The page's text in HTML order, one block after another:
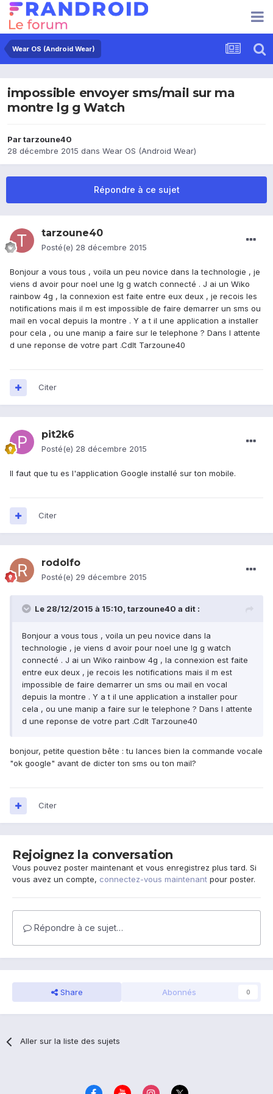
Wear OS (Android Wear)
impossible envoyer sms/mail sur ma
montre lg g Watch
Partarzoune40
28 décembre 2015 dans Wear OS (Android Wear)
Répondre à ce sujet
tarzoune40
Posté(e) 28 décembre 2015
Bonjour a vous tous , voila un peu novice dans la technologie , je
viens d avoir pour noel une lg g watch connecté . J ai un Wiko
rainbow 4g , la connexion est faite entre eux deux , je recois les
notifications mais il m est impossible de faire demarrer un sms ou
mail en vocal depuis la montre . Y a t il une application a installer
pour cela , ou une manip a faire sur le telephone ? Dans l attente
d une reponse de votre part .Cdlt Tarzoune40
Citer
pit2k6
Posté(e) 28 décembre 2015
Il faut que tu es l'application Google installé sur ton mobile.
Citer
rodolfo
Posté(e) 29 décembre 2015
Le 28/12/2015 à 15:10, tarzoune40 a dit :
Bonjour a vous tous , voila un peu novice dans la
technologie , je viens d avoir pour noel une lg g watch
connecté . J ai un Wiko rainbow 4g , la connexion est faite
entre eux deux , je recois les notifications mais il m est
impossible de faire demarrer un sms ou mail en vocal
depuis la montre . Y a t il une application a installer pour
cela , ou une manip a faire sur le telephone ? Dans l attente
d une reponse de votre part .Cdlt Tarzoune40
bonjour, petite question bête : tu lances bien la commande vocale
"ok google" avant de dicter ton sms ou ton mail?
Citer
Rejoignez la conversation
Vous pouvez poster maintenant et vous enregistrez plus tard. Si
vous avez un compte, connectez-vous maintenant pour poster.
Répondre à ce sujet…
Share Abonnés 0
Aller sur la liste des sujets